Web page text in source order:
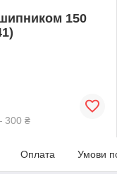
150
300 ₴
Оплата Умови